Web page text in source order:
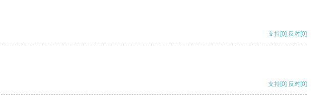
支持[0] 反对[0]
支持[0] 反对[0]